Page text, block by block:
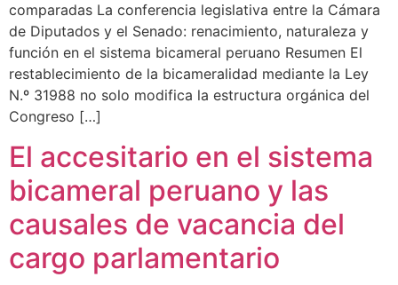
comparadas La conferencia legislativa entre la Cámara
de Diputados y el Senado: renacimiento, naturaleza y
función en el sistema bicameral peruano Resumen El
restablecimiento de la bicameralidad mediante la Ley
N.º 31988 no solo modifica la estructura orgánica del
Congreso […]
El accesitario en el sistema
bicameral peruano y las
causales de vacancia del
cargo parlamentario